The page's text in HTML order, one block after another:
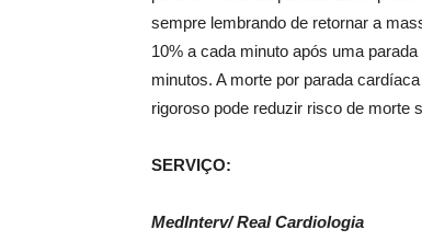
sempre lembrando de retornar a
10% a cada minuto após uma
minutos. A morte por parada
rigoroso pode reduzir risco de morte
SERVIÇO:
MedInterv/ Real Cardiologia